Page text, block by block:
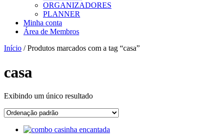
ORGANIZADORES
PLANNER
Minha conta
Área de Membros
Início / Produtos marcados com a tag “casa”
casa
Exibindo um único resultado